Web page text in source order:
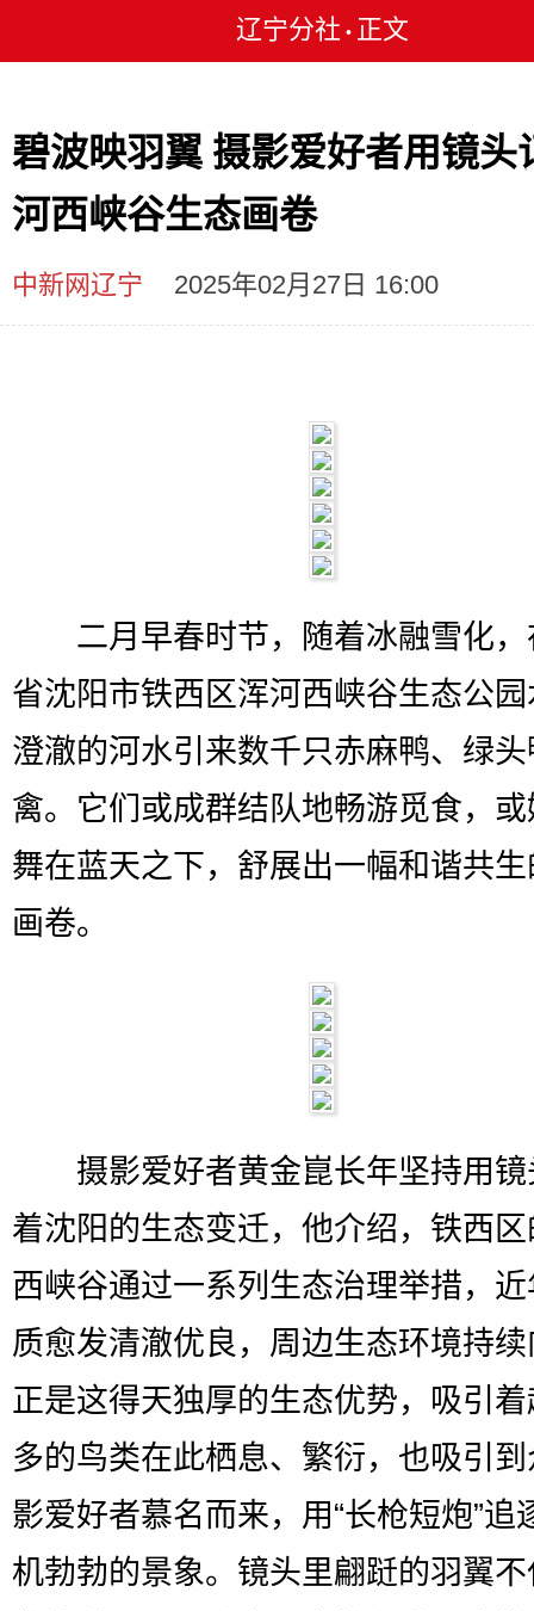
辽宁分社 • 正文
碧波映羽翼 摄影爱好者用镜头
河西峡谷生态画卷
中新网辽宁 2025年02月27日 16:00
二月早春时节，随着冰融雪化，
省沈阳市铁西区浑河西峡谷生态公
澄澈的河水引来数千只赤麻鸭、绿
禽。它们或成群结队地畅游觅食，
舞在蓝天之下，舒展出一幅和谐共
画卷。
摄影爱好者黄金崑长年坚持用镜
着沈阳的生态变迁，他介绍，铁西
西峡谷通过一系列生态治理举措，
质愈发清澈优良，周边生态环境持
正是这得天独厚的生态优势，吸引
多的鸟类在此栖息、繁衍，也吸引
影爱好者慕名而来，用“长枪短炮”追
机勃勃的景象。镜头里翩跹的羽翼